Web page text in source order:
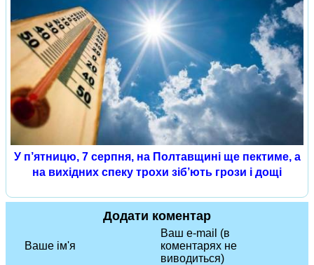
У п’ятницю, 7 серпня, на Полтавщині ще пектиме, а
на вихідних спеку трохи зіб’ють грози і дощі
Додати коментар
Ваше ім'я
Ваш e-mail (в
коментарях не
виводиться)